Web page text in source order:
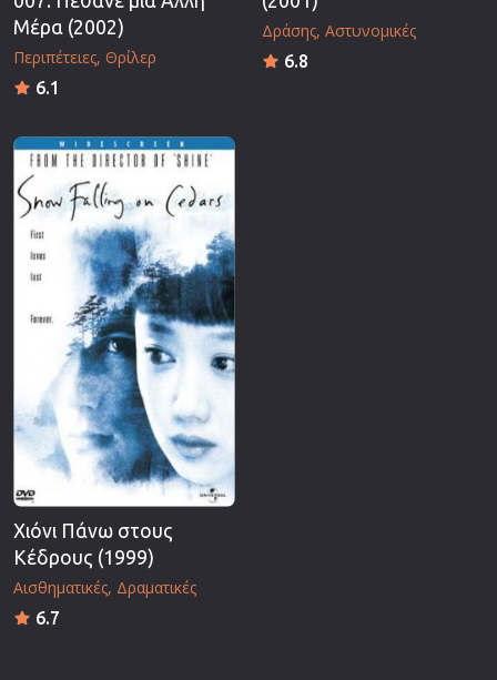
Μέρα (2002)
Περιπέτειες Θρίλερ
6.1
Δράσης Αστυνομικές
6.8
Χιόνι Πάνω στους
Κέδρους (1999)
Αισθηματικές Δραματικές
6.7